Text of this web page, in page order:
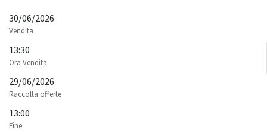
30/06/2026
Vendita
13:30
Ora Vendita
29/06/2026
Raccolta offerte
13:00
Fine